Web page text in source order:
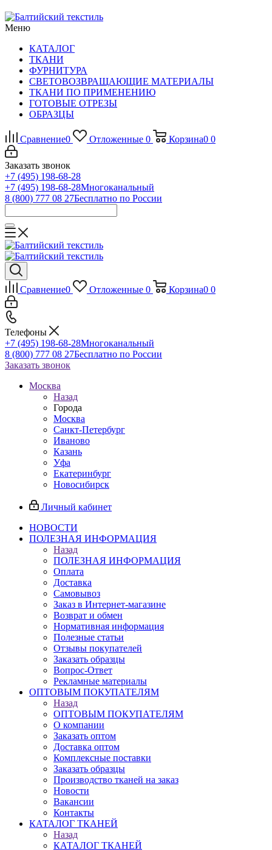
Меню
КАТАЛОГ
ТКАНИ
ФУРНИТУРА
СВЕТОВОЗВРАЩАЮЩИЕ МАТЕРИАЛЫ
ТКАНИ ПО ПРИМЕНЕНИЮ
ГОТОВЫЕ ОТРЕЗЫ
ОБРАЗЦЫ
Сравнение0 Отложенные 0 Корзина0 0
Заказать звонок
+7 (495) 198-68-28
+7 (495) 198-68-28Многоканальный
8 (800) 777 08 27Бесплатно по России
Сравнение0 Отложенные 0 Корзина0 0
Телефоны
+7 (495) 198-68-28Многоканальный
8 (800) 777 08 27Бесплатно по России
Заказать звонок
Москва
Назад
Города
Москва
Санкт-Петербург
Иваново
Казань
Уфа
Екатеринбург
Новосибирск
Личный кабинет
НОВОСТИ
ПОЛЕЗНАЯ ИНФОРМАЦИЯ
Назад
ПОЛЕЗНАЯ ИНФОРМАЦИЯ
Оплата
Доставка
Самовывоз
Заказ в Интернет-магазине
Возврат и обмен
Нормативная информация
Полезные статьи
Отзывы покупателей
Заказать образцы
Вопрос-Ответ
Рекламные материалы
ОПТОВЫМ ПОКУПАТЕЛЯМ
Назад
ОПТОВЫМ ПОКУПАТЕЛЯМ
О компании
Заказать оптом
Доставка оптом
Комплексные поставки
Заказать образцы
Производство тканей на заказ
Новости
Вакансии
Контакты
КАТАЛОГ ТКАНЕЙ
Назад
КАТАЛОГ ТКАНЕЙ